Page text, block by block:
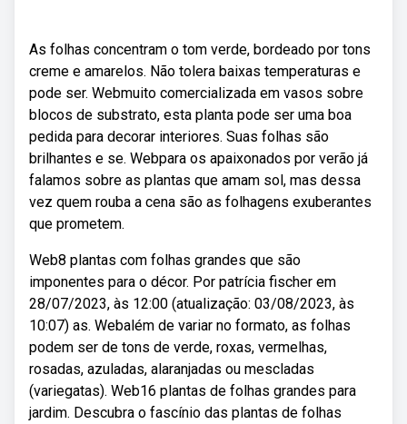
As folhas concentram o tom verde, bordeado por tons
creme e amarelos. Não tolera baixas temperaturas e
pode ser. Webmuito comercializada em vasos sobre
blocos de substrato, esta planta pode ser uma boa
pedida para decorar interiores. Suas folhas são
brilhantes e se. Webpara os apaixonados por verão já
falamos sobre as plantas que amam sol, mas dessa
vez quem rouba a cena são as folhagens exuberantes
que prometem.
Web8 plantas com folhas grandes que são
imponentes para o décor. Por patrícia fischer em
28/07/2023, às 12:00 (atualização: 03/08/2023, às
10:07) as. Webalém de variar no formato, as folhas
podem ser de tons de verde, roxas, vermelhas,
rosadas, azuladas, alaranjadas ou mescladas
(variegatas). Web16 plantas de folhas grandes para
jardim. Descubra o fascínio das plantas de folhas